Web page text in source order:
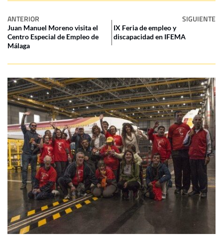
ANTERIOR SIGUIENTE
Juan Manuel Moreno visita el
Centro Especial de Empleo de
Málaga
IX Feria de empleo y
discapacidad en IFEMA